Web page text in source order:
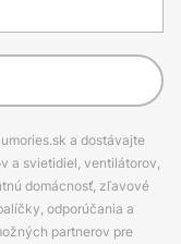
a dostávajte
a svietidiel, ventilátorov,
domácnosť, zľavové
odporúčania a
partnerov pre